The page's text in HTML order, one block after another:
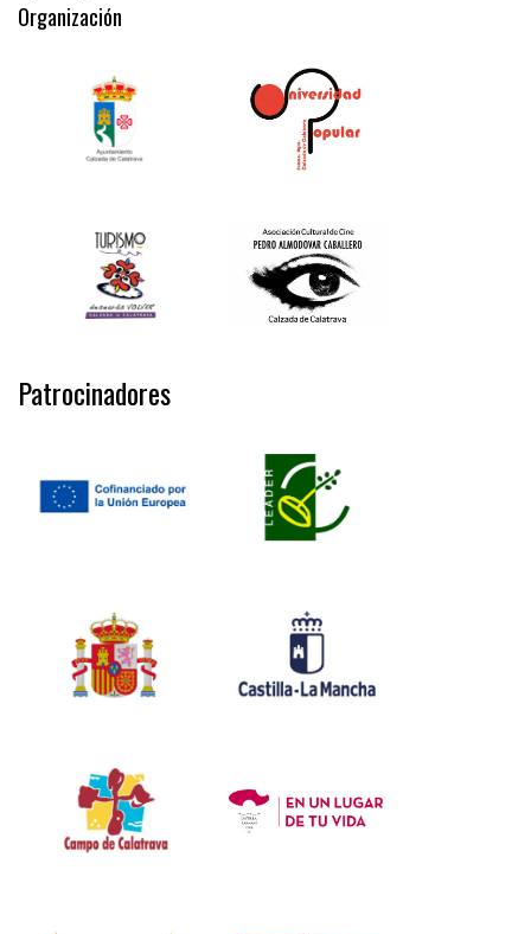
Organización
Patrocinadores